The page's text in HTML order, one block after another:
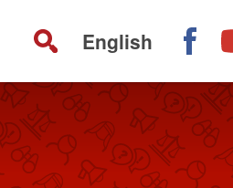
English